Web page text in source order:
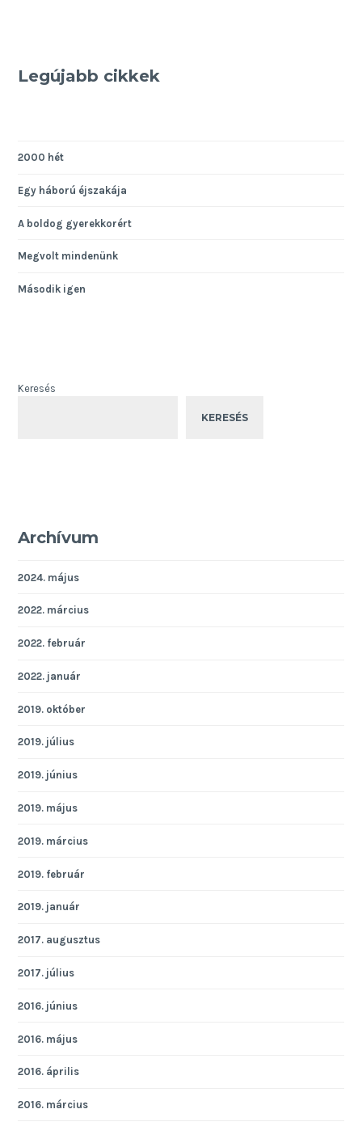
Legújabb cikkek
2000 hét
Egy háború éjszakája
A boldog gyerekkorért
Megvolt mindenünk
Második igen
Keresés
KERESÉS
Archívum
2024. május
2022. március
2022. február
2022. január
2019. október
2019. július
2019. június
2019. május
2019. március
2019. február
2019. január
2017. augusztus
2017. július
2016. június
2016. május
2016. április
2016. március